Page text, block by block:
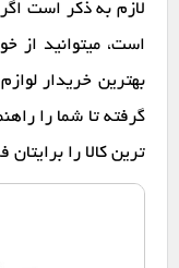
لازم به ذکر است
است، میتوانید از
گرفته تا شما را
ترین کالا را